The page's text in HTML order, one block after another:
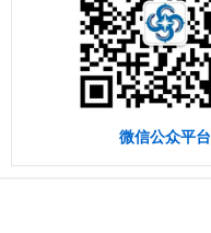
微信公众平台